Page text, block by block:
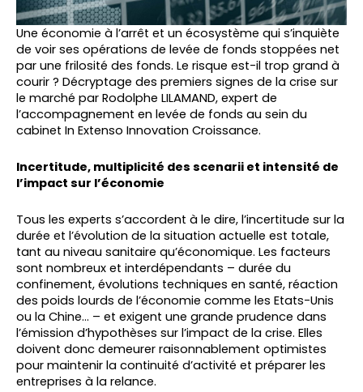
Une économie à l’arrêt et un écosystème qui s’inquiète
de voir ses opérations de levée de fonds stoppées net
par une frilosité des fonds. Le risque est-il trop grand à
courir ? Décryptage des premiers signes de la crise sur
le marché par Rodolphe LILAMAND, expert de
l’accompagnement en levée de fonds au sein du
cabinet In Extenso Innovation Croissance.
Incertitude, multiplicité des scenarii et intensité de
l’impact sur l’économie
Tous les experts s’accordent à le dire, l’incertitude sur la
durée et l’évolution de la situation actuelle est totale,
tant au niveau sanitaire qu’économique. Les facteurs
sont nombreux et interdépendants – durée du
confinement, évolutions techniques en santé, réaction
des poids lourds de l’économie comme les Etats-Unis
ou la Chine… – et exigent une grande prudence dans
l’émission d’hypothèses sur l’impact de la crise. Elles
doivent donc demeurer raisonnablement optimistes
pour maintenir la continuité d’activité et préparer les
entreprises à la relance.